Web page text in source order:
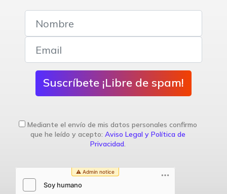
Suscríbete ¡Libre de spam!
Mediante el envío de mis datos personales confirmo
que he leído y acepto: Aviso Legal y Política de
Privacidad.